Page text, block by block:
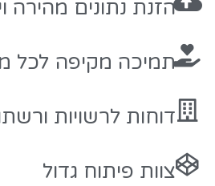
הזנת נתונים מהירה
תמיכה מקיפה לכל
דוחות לרשויות
צוות פיתוח גדול